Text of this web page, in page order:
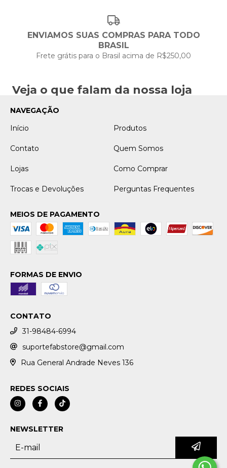
ENVIAMOS SUAS COMPRAS PARA TODO
BRASIL
Frete grátis para o Brasil acima de R$250,00
Veja o que falam da nossa loja
NAVEGAÇÃO
Início
Produtos
Contato Quem Somos
Lojas Como Comprar
Trocas e Devoluções Perguntas Frequentes
MEIOS DE PAGAMENTO
FORMAS DE ENVIO
CONTATO
31-98484-6994
suportefabstore@gmail.com
Rua General Andrade Neves 136
REDES SOCIAIS
NEWSLETTER